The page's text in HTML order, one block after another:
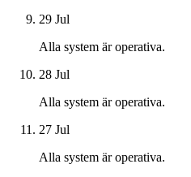
29 Jul
Alla system är operativa.
28 Jul
Alla system är operativa.
27 Jul
Alla system är operativa.